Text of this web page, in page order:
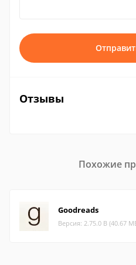
Отзывы
Похожие
Goodreads
Версия: 2.75.0 B (40.67